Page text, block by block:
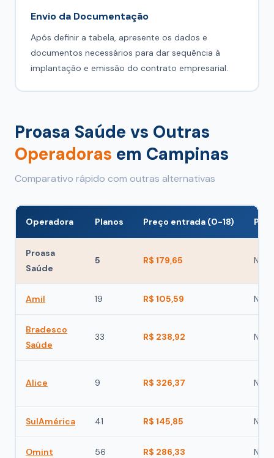
Envio da Documentação
Após definir a tabela, apresente os dados e
documentos necessários para dar sequência à
implantação e emissão do contrato empresarial.
Proasa Saúde vs Outras
Operadoras em Campinas
Comparativo rápido com outras alternativas
Operadora Planos Preço entrada (0-18)
Proasa
Saúde
5 R$ 179,65 Não
Amil 19 R$ 105,59 Não
Bradesco
Saúde
33 R$ 238,92 Não
Alice 9 R$ 326,37 Não
SulAmérica 41 R$ 145,85 Não
Omint 56 R$ 286,33 Não